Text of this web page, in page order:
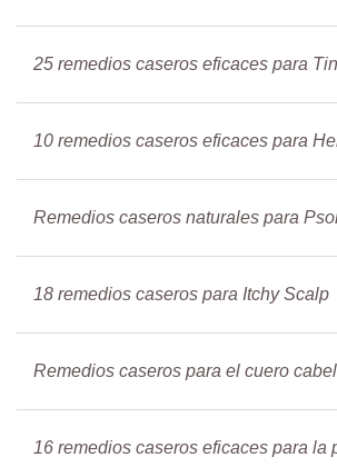
25 remedios caseros eficaces para
10 remedios caseros eficaces para
Remedios caseros naturales para
18 remedios caseros para Itchy Scalp
Remedios caseros para el cuero
16 remedios caseros eficaces para la